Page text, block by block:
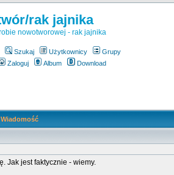
rak jajnika
nowotworowej - rak jajnika
Szukaj Użytkownicy
Grupy
Zaloguj Album Download
Wiadomość
Jak jest faktycznie - wiemy.